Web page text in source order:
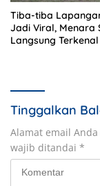
Tiba-tiba
Jadi Viral, Menara
Langsung Terkenal
Tinggalkan
Alamat email
wajib ditandai *